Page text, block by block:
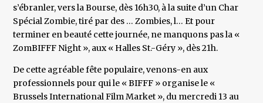
s’ébranler, vers la Bourse, dès 16h30, à la suite d’un Char
Spécial Zombie, tiré par des … Zombies, l… Et pour
terminer en beauté cette journée, ne manquons pas la «
ZomBIFFF Night », aux « Halles St.-Géry », dès 21h.
De cette agréable fête populaire, venons-en aux
professionnels pour qui le « BIFFF » organise le «
Brussels International Film Market », du mercredi 13 au